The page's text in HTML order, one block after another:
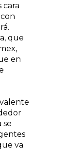
cara
que
en
se
va